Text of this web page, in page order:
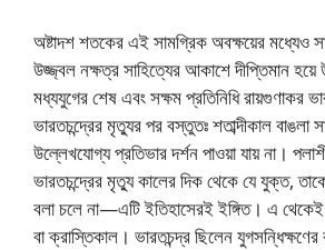
অষ্টাদশ শতকের এই সামগ্রিক অবক্ষয়ের মধ্যেও
উজ্জ্বল নক্ষত্র সাহিত্যের আকাশে দীপ্তিমান
মধ্যযুগের শেষ এবং সক্ষম প্রতিনিধি রায়গুণাকর
ভারতচন্দ্রের মৃত্যুর পর বস্তুতঃ শতাব্দীকাল বাঙলা
উল্লেখযােগ্য প্রতিভার দর্শন পাওয়া যায় না।
ভারতচন্দ্রের মৃত্যু কালের দিক থেকে যে যুক্ত,
বলা চলে না—এটি ইতিহাসেরই ইঙ্গিত। এ
বা ক্রাস্তিকাল। ভারতচন্দ্র ছিলেন